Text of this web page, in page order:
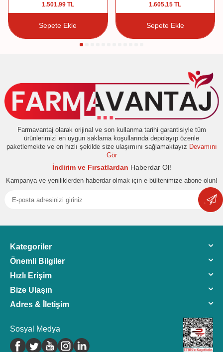
1.501,99TL
Sepete Ekle
1.605,15 TL
Sepete Ekle
Farmavantaj olarak orijinal ve son kullanma tarihi garantisiyle tüm
ürünlerimizi en uygun saklama koşullarında depolayıp özenle
paketlemekte ve en hızlı şekilde size ulaşımını sağlamaktayız Devamını
Gör
İndirim ve Fırsatlardan Haberdar Ol!
Kampanya ve yeniliklerden haberdar olmak için e-bültenimize abone olun!
Kategoriler
Önemli Bilgiler
Hızlı Erişim
Bize Ulaşın
Adres & İletişim
Sosyal Medya